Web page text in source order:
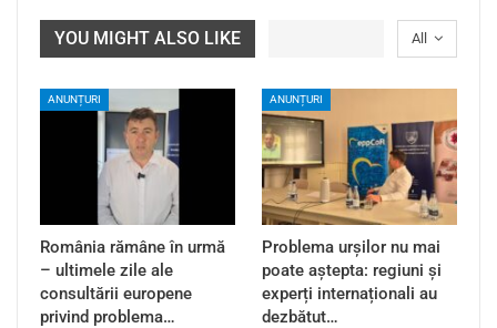
All
YOU MIGHT ALSO LIKE
ANUNȚURI
România rămâne în urmă
– ultimele zile ale
consultării europene
privind problema…
ANUNȚURI
Problema urșilor nu mai
poate aștepta: regiuni și
experți internaționali au
dezbătut…